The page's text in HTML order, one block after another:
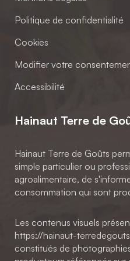
Politique de confidentialité
Cookies
Modifier votre
Accessibilité
Hainaut Terre de
Hainaut Terre de Goûts
simple particulier ou
agroalimentaire, de
consommation qui sont
Les contenus visuels
https://hainaut-
constitués de